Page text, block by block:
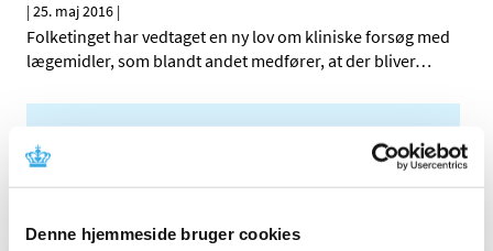
Denne hjemmeside bruger cookies
|25. maj 2016 |
Folketinget har vedtaget en ny lov om kliniske forsøg med
lægemidler, som blandt andet medfører, at der bliver…
2025 (14)